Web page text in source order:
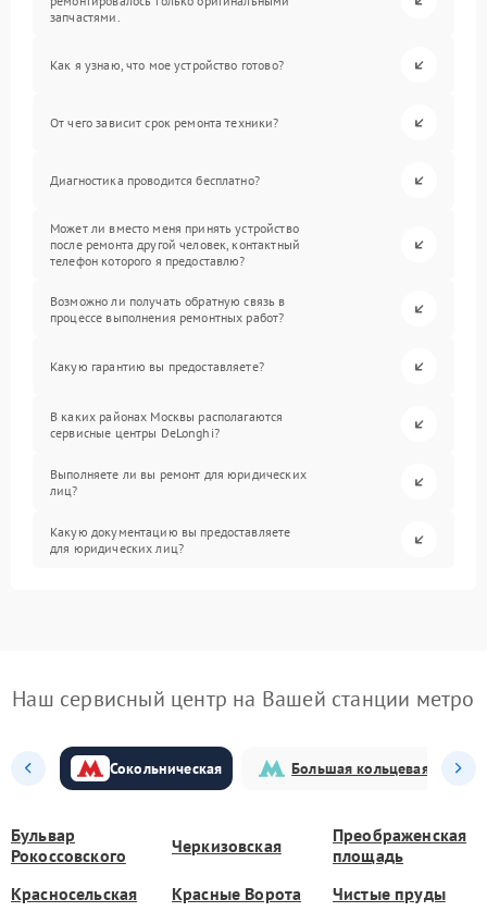
запчастями.
Как я узнаю, что мое устройство готово?
От чего зависит срок ремонта техники?
Диагностика проводится бесплатно?
Может ли вместо меня принять устройство
после ремонта другой человек, контактный
телефон которого я предоставлю?
Возможно ли получать обратную связь в
процессе выполнения ремонтных работ?
Какую гарантию вы предоставляете?
В каких районах Москвы располагаются
сервисные центры DeLonghi?
Выполняете ли вы ремонт для юридических
лиц?
Какую документацию вы предоставляете
для юридических лиц?
Наш сервисный центр на Вашей станции метро
Сокольническая Большая кольцевая
Бульвар
Рокоссовского
Черкизовская
Преображенская
площадь
Красносельская
Красные Ворота Чистые пруды